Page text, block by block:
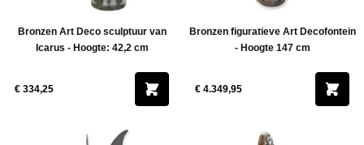
Bronzen Art Deco sculptuur van
Icarus - Hoogte: 42,2 cm
€ 334,25
Bronzen figuratieve Art Decofontein
- Hoogte 147 cm
€ 4.349,95